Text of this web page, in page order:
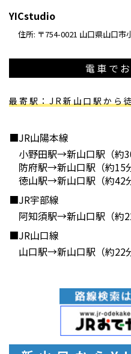
YICstudio
住所: 〒754-0021 山口県山口市
電車で
最寄駅：JR新山口駅から
■JR山陽本線
小野田駅→新山口駅（約
防府駅→新山口駅（約15
徳山駅→新山口駅（約42
■JR宇部線
阿知須駅→新山口駅（約
■JR山口線
山口駅→新山口駅（約22